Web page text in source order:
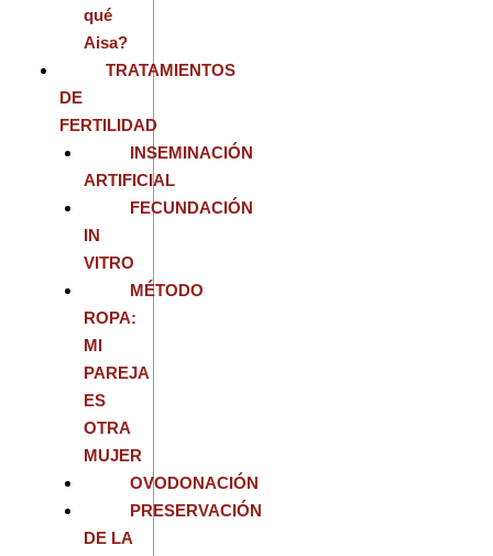
qué
Aisa?
TRATAMIENTOS
DE
FERTILIDAD
INSEMINACIÓN
ARTIFICIAL
FECUNDACIÓN
IN
VITRO
MÉTODO
ROPA:
MI
PAREJA
ES
OTRA
MUJER
OVODONACIÓN
PRESERVACIÓN
DE LA